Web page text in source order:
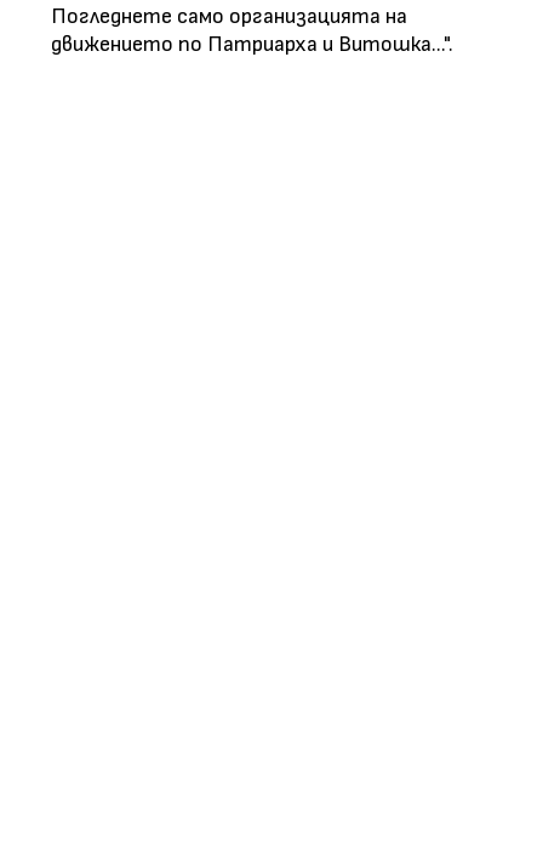
Погледнете само организацията на
движението по Патриарха и Витошка...".